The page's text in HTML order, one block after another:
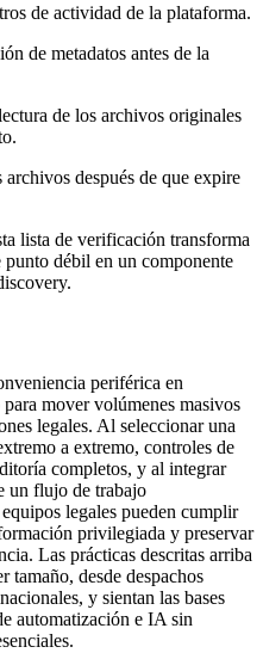
de actividad de la plataforma.
de metadatos antes de la
de los archivos originales
después de que expire
lista de verificación transforma
débil en un componente
periférica en
mover volúmenes masivos
legales. Al seleccionar una
a extremo, controles de
completos, y al integrar
un flujo de trabajo
legales pueden cumplir
privilegiada y preservar
Las prácticas descritas arriba
tamaño, desde despachos
y sientan las bases
automatización e IA sin